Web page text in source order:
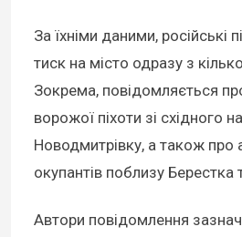
За їхніми даними, російські
тиск на місто одразу з
Зокрема, повідомляється
ворожої піхоти зі східного
Новодмитрівку, а також про
окупантів поблизу Берестка
Автори повідомлення